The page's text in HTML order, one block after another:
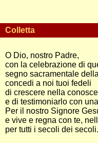
Colletta
O Dio, nostro Padre,
con la celebrazione di
segno sacramentale
concedi a noi tuoi fedeli
di crescere nella
e di testimoniarlo con
Per il nostro Signore
e vive e regna con te,
per tutti i secoli dei secoli.